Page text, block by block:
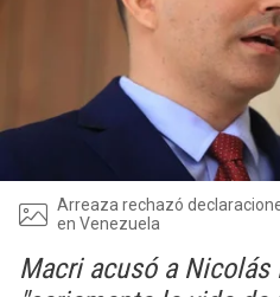
Arreaza rechazó
en Venezuela
Macri acusó a Nicolás